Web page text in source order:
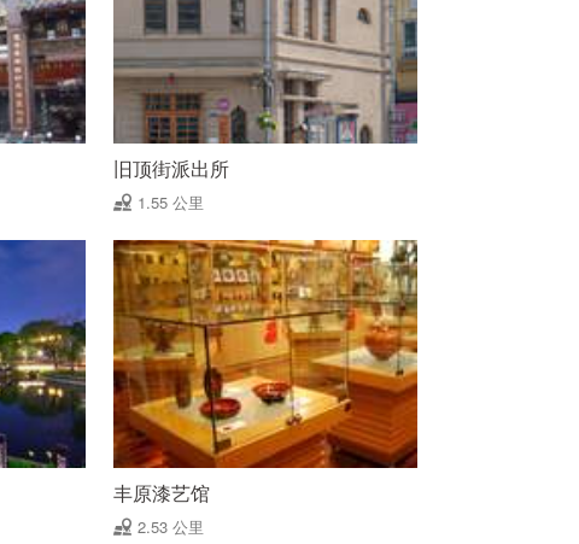
旧顶街派出所
1.55 公里
丰原漆艺馆
2.53 公里